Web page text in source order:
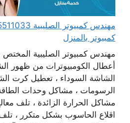
كمبيوتر بالمنزل
مهندس كمبيوتر الصليبية المختص
أعطال الكومبيوترات من ظهور
الشاشة السوداء ، تعطيل كرت
الرسومات ، مشاكل وحدات الطاقة
مشاكل الحرارة الزائدة ، تلف
اقلاع الحاسوب بشكل متكرر ، تلف